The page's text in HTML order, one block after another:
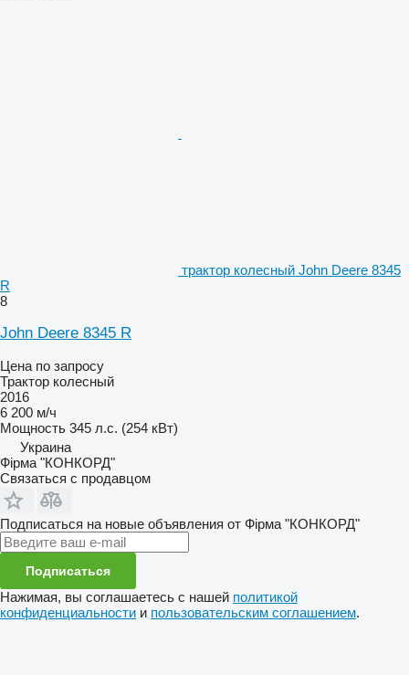
трактор колесный John Deere 8345
R
8
John Deere 8345 R
Цена по запросу
Трактор колесный
2016
6 200 м/ч
Мощность 345 л.с. (254 кВт)
Украина
Фірма "КОНКОРД"
Связаться с продавцом
Подписаться на новые объявления от Фірма "КОНКОРД"
Подписаться
Нажимая, вы соглашаетесь с нашей политикой
конфиденциальности и пользовательским соглашением.